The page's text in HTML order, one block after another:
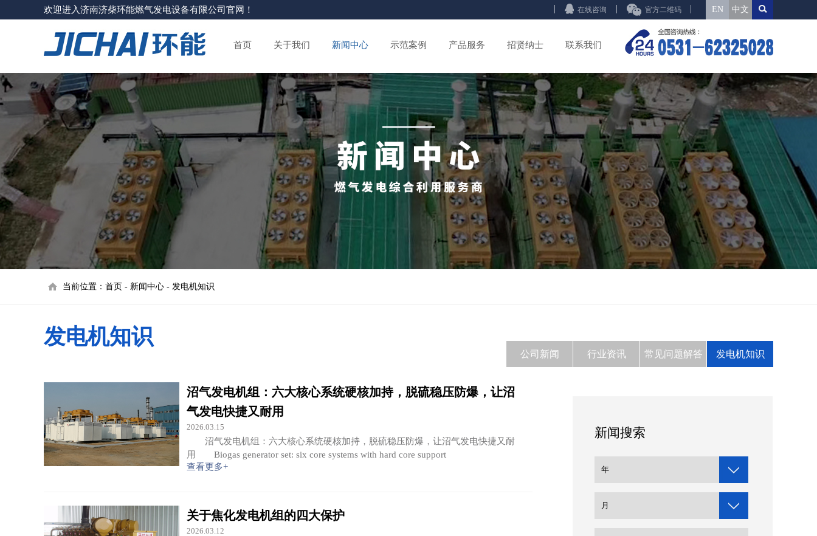
在线咨询 官方二维码 EN 中文
欢迎进入济南济柴环能燃气发电设备有限公司官网！
首页 关于我们 新闻中心 示范案例 产品服务 招贤纳士 联系我们
当前位置： 首页 - 新闻中心 - 发电机知识
公司新闻 行业资讯 常见问题解答 发电机知识
发电机知识
沼气发电机组：六大核心系统硬核加持，脱硫稳压防爆，让沼
气发电快捷又耐用
2026.03.15
沼气发电机组：六大核心系统硬核加持，脱硫稳压防爆，让沼气发电快捷又耐
用 Biogas generator set: six core systems with hard core support
查看更多+
关于焦化发电机组的四大保护
2026.03.12
新闻搜索